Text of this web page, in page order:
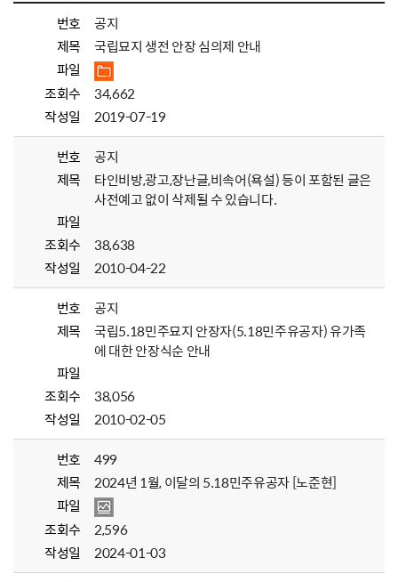
번호
공지
제목
국립묘지 생전 안장 심의제 안내
파일
조회수
34,662
작성일
2019-07-19
번호
공지
제목
타인비방,광고,장난글,비속어(욕설) 등이 포함된 글은
사전예고 없이 삭제될 수 있습니다.
파일
조회수
38,638
작성일
2010-04-22
번호
공지
제목
국립5.18민주묘지 안장자(5.18민주유공자) 유가족
에 대한 안장식순 안내
파일
조회수
38,056
작성일
2010-02-05
번호
499
제목
2024년 1월, 이달의 5.18민주유공자 [노준현]
파일
조회수
2,596
작성일
2024-01-03